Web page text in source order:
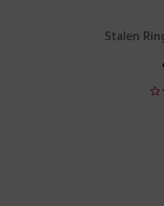
Stalen